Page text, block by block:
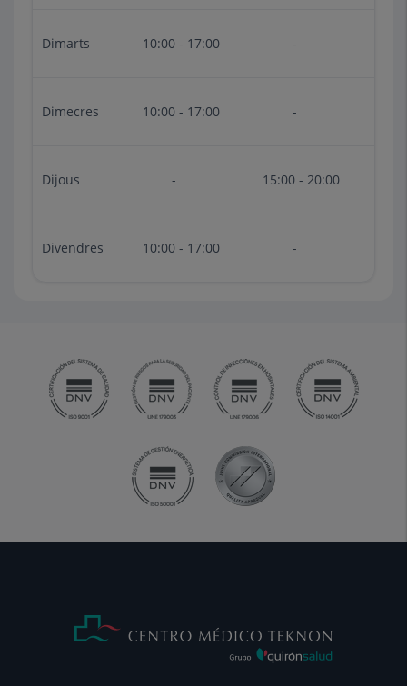
Dimarts 10:00 - 17:00 -
Dimecres 10:00 - 17:00 -
Dijous - 15:00 - 20:00
Divendres 10:00 - 17:00 -